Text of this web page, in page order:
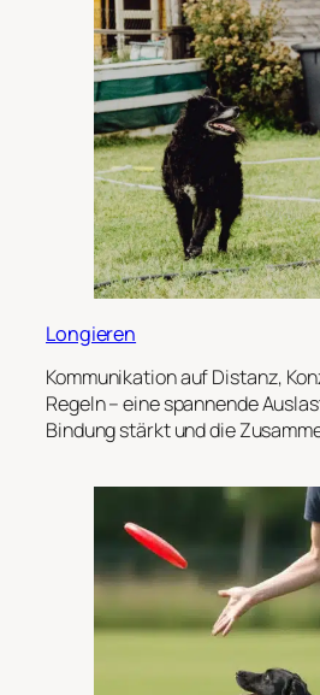
Longieren
Kommunikation auf Distanz,
Regeln – eine spannende
Bindung stärkt und die